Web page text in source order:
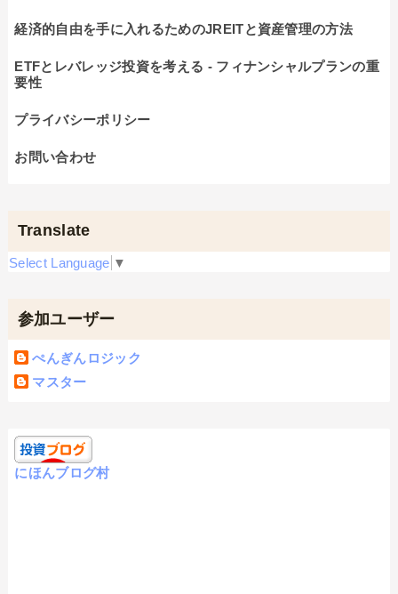
経済的自由を手に入れるためのJREITと資産管理の方法
ETFとレバレッジ投資を考える - フィナンシャルプランの重
要性
プライバシーポリシー
お問い合わせ
Translate
Select Language ▼
参加ユーザー
ぺんぎんロジック
マスター
にほんブログ村